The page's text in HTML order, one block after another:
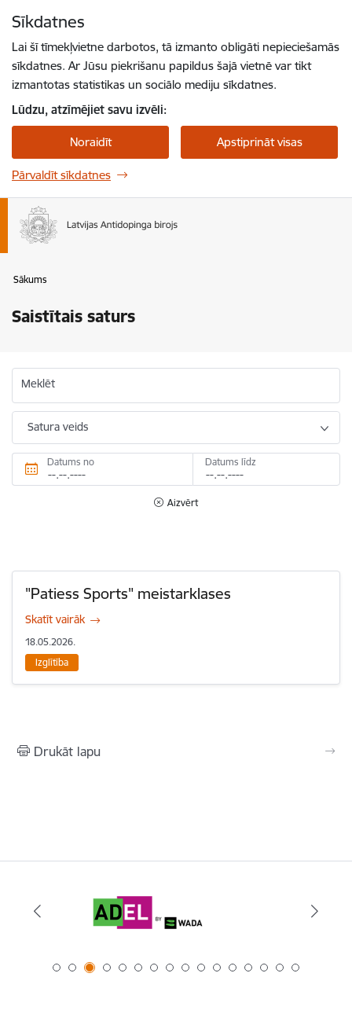
Sīkdatnes
Lai šī tīmekļvietne darbotos, tā izmanto obligāti nepieciešamās
sīkdatnes. Ar Jūsu piekrišanu papildus šajā vietnē var tikt
izmantotas statistikas un sociālo mediju sīkdatnes.
Lūdzu, atzīmējiet savu izvēli:
Noraidīt Apstiprināt visas
Pārvaldīt sīkdatnes
Sākums
Saistītais saturs
Meklēt
Satura veids
Datums no Datums līdz
Aizvērt
"Patiess Sports" meistarklases
Skatīt vairāk
18.05.2026.
Izglītība
Drukāt lapu